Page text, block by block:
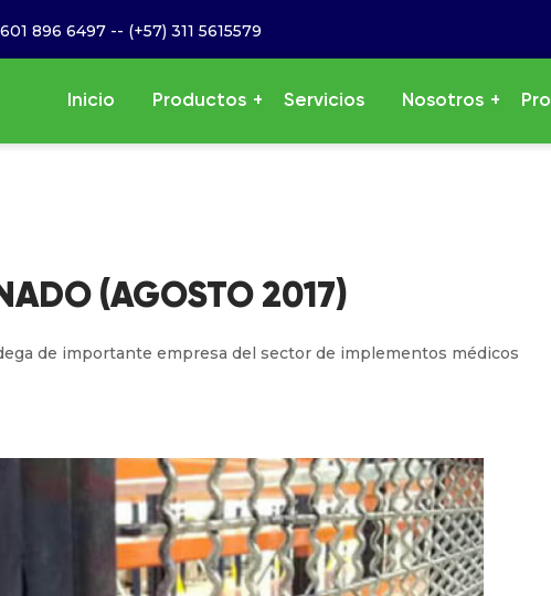
896 6497 -- (+57) 311 5615579
Inicio Productos Servicios Nosotros
(AGOSTO 2017)
de importante empresa del sector de implementos médicos